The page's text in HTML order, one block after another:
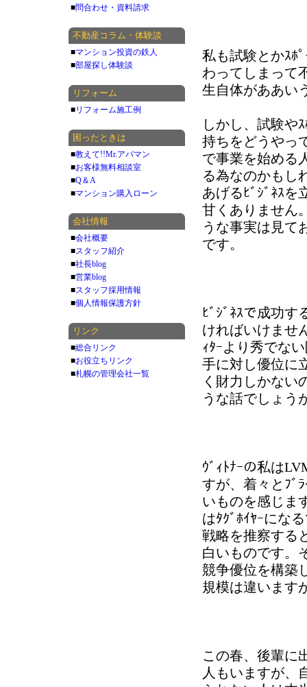
私も試験とかｽﾎ
わってしまって
生自体がああい
しかし、試験や
持ちをどうやっ
で事業を始める
る為なのかもし
あげるﾋﾞｼﾞﾈｽを
甘くありません
うな事実は見て
です。
ﾋﾞｼﾞﾈｽで成功す
ければいけませ
ｨﾀｰより秀でな
手に対し優位に
く財力しかない
うな話でしょう
ｳﾞｨﾄﾅｰの私は
すが、着々とﾌﾞ
いものを感じま
はﾀｸﾞﾎｲﾔｰにな
戦略を推察する
白いものです。
競争優位を構築
規模は違います
この春、後輩に
人もいますが、
■問合わせ・資料請求
不動産コラム・体験談
■マンション投資の鉄人
■部屋探し体験談
リフォーム
■リフォーム施工例
困ったときは
■教えて!!Mr.アパマン
■お客様無料相談室
■Q＆A
■マンション購入ローン
会社情報
■会社概要
■スタッフ紹介
■社長blog
■営業blog
■スタッフ採用情報
■個人情報保護方針
リンク
■総合リンク
■お役立ちリンク
■札幌の管理会社一覧